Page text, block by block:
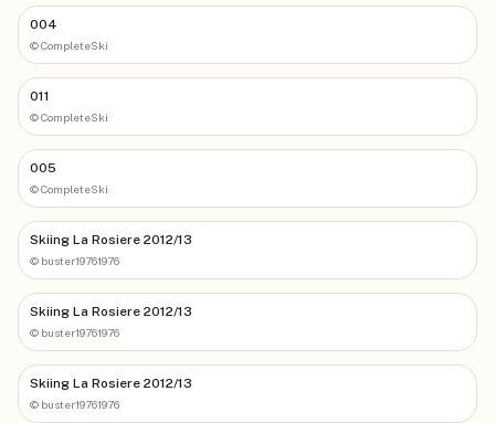
004
©CompleteSki
011
©CompleteSki
005
©CompleteSki
Skiing La Rosiere 2012/13
© buster19761976
Skiing La Rosiere 2012/13
© buster19761976
Skiing La Rosiere 2012/13
© buster19761976